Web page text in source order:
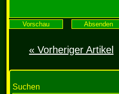
« Vorheriger Artikel
Suchen